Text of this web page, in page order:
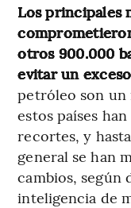
Los principales
otros 900.000
evitar un
petróleo son un
estos países
recortes, y
general se han
cambios, según
inteligencia de